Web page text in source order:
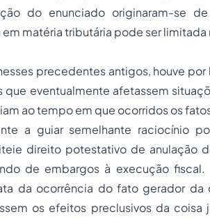
do enunciado originaram-se
matéria tributária pode ser limitada
precedentes antigos, houve
eventualmente afetassem
ao tempo em que ocorridos os
a guiar semelhante raciocínio
direito potestativo de anulação
de embargos à execução
da ocorrência do fato gerador da
os efeitos preclusivos da coisa